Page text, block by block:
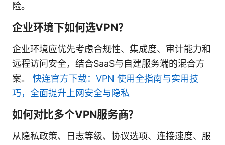
险。
企业环境下如何选VPN？
企业环境应优先考虑合规性、集成度、审计能力和
远程访问安全，结合SaaS与自建服务端的混合方
案。 快连官方下载：VPN 使用全指南与实用技
巧，全面提升上网安全与隐私
如何对比多个VPN服务商？
从隐私政策、日志等级、协议选项、连接速度、服